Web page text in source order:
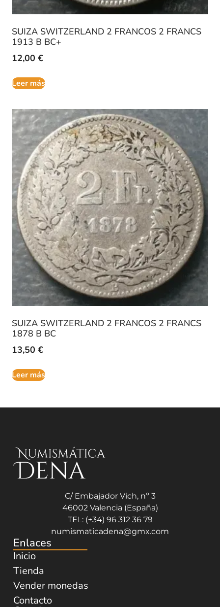
SUIZA SWITZERLAND 2 FRANCOS 2 FRANCS
1913 B BC+
12,00 €
Leer más
SUIZA SWITZERLAND 2 FRANCOS 2 FRANCS
1878 B BC
13,50 €
Leer más
C/ Embajador Vich, nº 3
46002 Valencia (España)
TEL: (+34) 96 312 36 79
numismaticadena@gmx.com
Enlaces
Inicio
Tienda
Vender monedas
Contacto